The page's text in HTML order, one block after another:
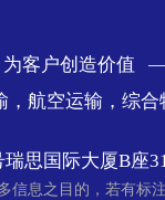
，为客户创造
航空运输，综
思国际大厦B座
信息之目的，若有标